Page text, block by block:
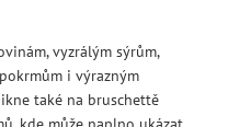
vyzrálým sýrům,
i výrazným
také na bruschettě